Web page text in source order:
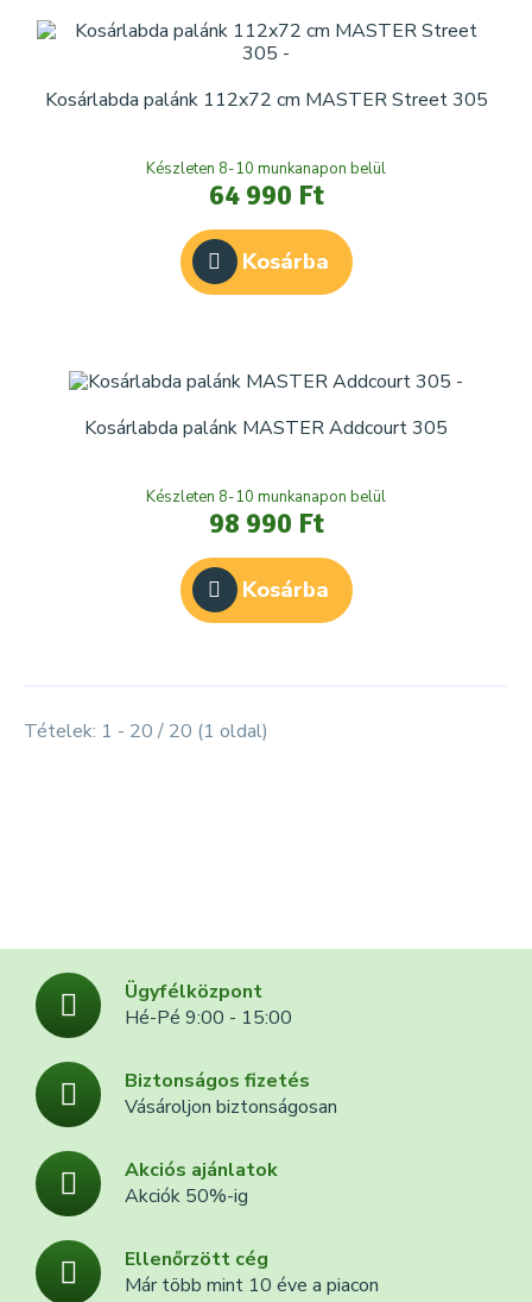
Kosárlabda palánk 112x72 cm MASTER Street 305
Készleten 8-10 munkanapon belül
64 990 Ft
Kosárba
Kosárlabda palánk MASTER Addcourt 305
Készleten 8-10 munkanapon belül
98 990 Ft
Kosárba
Tételek: 1 - 20 / 20 (1 oldal)
Ügyfélközpont
Hé-Pé 9:00 - 15:00
Biztonságos fizetés
Vásároljon biztonságosan
Akciós ajánlatok
Akciók 50%-ig
Ellenőrzött cég
Már több mint 10 éve a piacon